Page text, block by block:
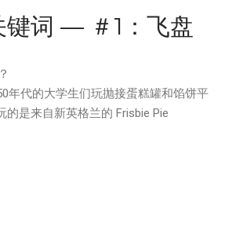
Superball
Wham-O邀请您参观2020年德国
纽伦堡国际玩具展
键词 — ＃1：飞盘
年代的大学生们玩抛接蛋糕罐和馅饼平
的是来自新英格兰的 Frisbie Pie